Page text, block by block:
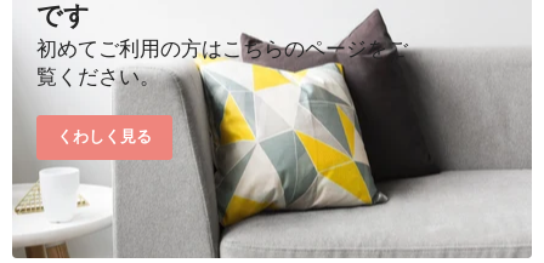
です
初めてご利用の方はこちらのページをご
覧ください。
くわしく見る